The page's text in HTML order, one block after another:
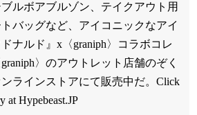
ルボアブルゾン、テイクアウト用
バッグなど、アイコニックなアイ
ナルド』x〈graniph〉コラボコレ
〉のアウトレット店舗のぞく
ラインストアにて販売中だ。Click
at Hypebeast.JP